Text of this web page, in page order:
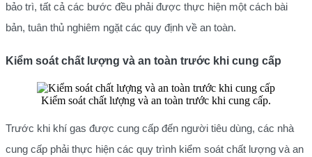
bảo trì, tất cả các bước đều phải được thực hiện một cách bài
bản, tuân thủ nghiêm ngặt các quy định về an toàn.
Kiểm soát chất lượng và an toàn trước khi cung cấp
Kiểm soát chất lượng và an toàn trước khi cung cấp.
Trước khi khí gas được cung cấp đến người tiêu dùng, các nhà
cung cấp phải thực hiện các quy trình kiểm soát chất lượng và an